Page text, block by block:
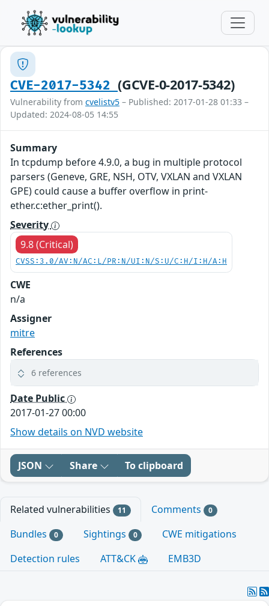
CVE-2017-5342(GCVE-0-2017-5342)
Vulnerability from cvelistv5 – Published: 2017-01-28 01:33 –
Updated: 2024-08-05 14:55
Summary
In tcpdump before 4.9.0, a bug in multiple protocol
parsers (Geneve, GRE, NSH, OTV, VXLAN and VXLAN
GPE) could cause a buffer overflow in print-
ether.c:ether_print().
Severity
9.8 (Critical)
CVSS:3.0/AV:N/AC:L/PR:N/UI:N/S:U/C:H/I:H/A:H
CWE
n/a
Assigner
mitre
References
6 references
Date Public
2017-01-27 00:00
Show details on NVD website
JSON Share To clipboard
Related vulnerabilities 11 Comments 0
Bundles 0 Sightings 0
CWE mitigations
Detection rules
ATT&CK EMB3D